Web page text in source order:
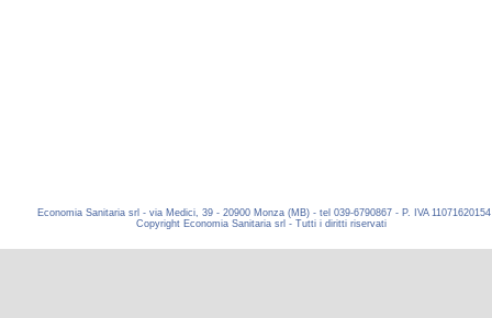
Economia Sanitaria srl - via Medici, 39 - 20900 Monza (MB) - tel 039-6790867 - P. IVA 11071620154
Copyright Economia Sanitaria srl - Tutti i diritti riservati